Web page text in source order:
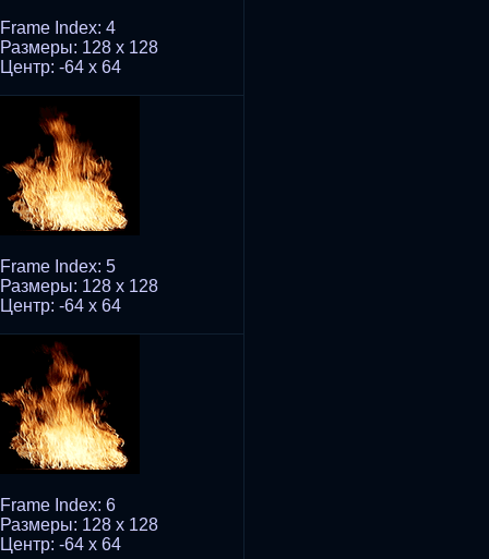
Frame Index: 4
Размеры: 128 x 128
Центр: -64 x 64
Frame Index: 5
Размеры: 128 x 128
Центр: -64 x 64
Frame Index: 6
Размеры: 128 x 128
Центр: -64 x 64